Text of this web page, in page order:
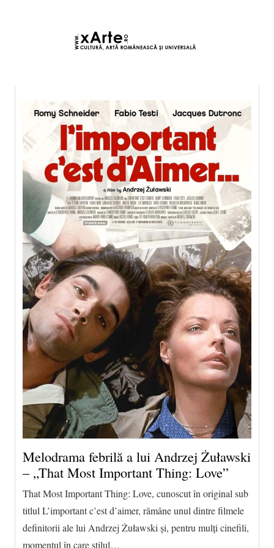
Melodrama febrilă a lui Andrzej Żuławski
– „That Most Important Thing: Love”
That Most Important Thing: Love, cunoscut în original sub
titlul L’important c’est d’aimer, rămâne unul dintre filmele
definitorii ale lui Andrzej Żuławski și, pentru mulți cinefili,
momentul în care stilul…